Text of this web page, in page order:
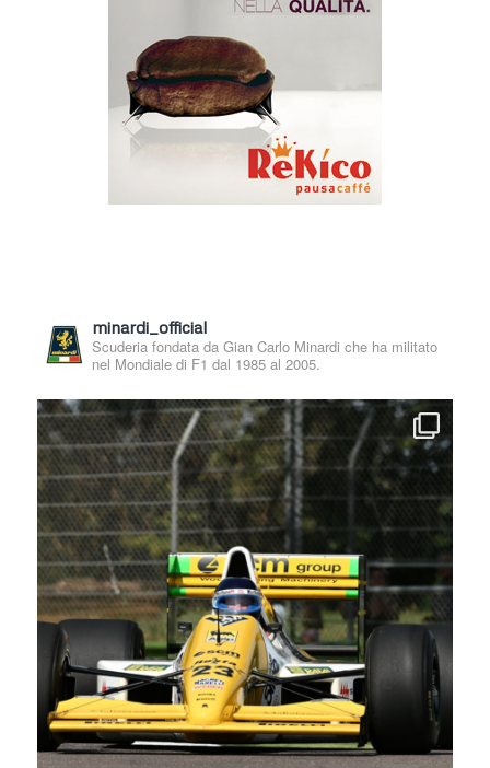
minardi_official
Scuderia fondata da Gian Carlo Minardi che ha militato
nel Mondiale di F1 dal 1985 al 2005.